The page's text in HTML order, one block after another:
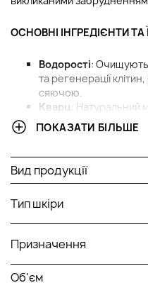
ОСНОВНІ ІНГРЕДІЄНТИ ТА
Водорості:
та регенерації
сяючою.
Кварц : Натуральний
активних
запалення та
Меристем
:
негативного впливу
зменшує запалення
еластичність.
текстуру, яка швидко
жирного блиску, тому
макіяж. Ніжний квітковий
ПОКАЗАТИ БІЛЬШЕ
Вид продукції
Тип шкіри
Призначення
Об'єм